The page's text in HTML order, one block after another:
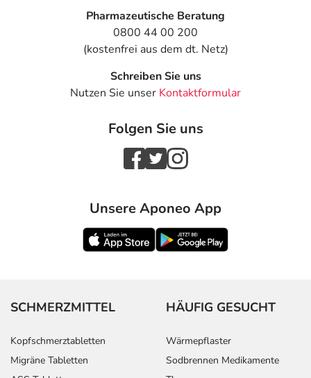
Pharmazeutische Beratung
0800 44 00 200
(kostenfrei aus dem dt. Netz)
Schreiben Sie uns
Nutzen Sie unser Kontaktformular
Folgen Sie uns
Unsere Aponeo App
SCHMERZMITTEL
Kopfschmerztabletten
Migräne Tabletten
HÄUFIG GESUCHT
Wärmepflaster
Sodbrennen Medikamente